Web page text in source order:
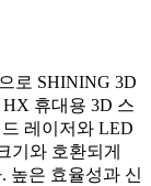
로 SHINING 3D
휴대용 3D 스
레이저와 LED
기와 호환되게
높은 효율성과 신